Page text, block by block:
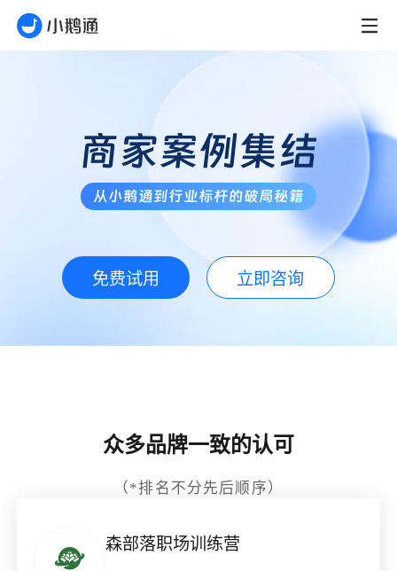
商家案例集结
从小鹅通到行业标杆的破局秘籍
免费试用 立即咨询
众多品牌一致的认可
（*排名不分先后顺序）
森部落职场训练营